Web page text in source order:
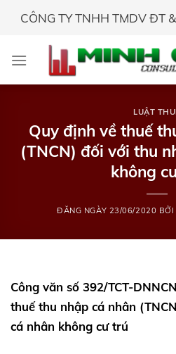
CÔNG TY TNHH TMDV ĐT
LUẬT
Quy định về thuế
(TNCN) đối với thu
không
ĐĂNG NGÀY 23/06/2020 BỞI
Công văn số 392/TCT-
thuế thu nhập cá nhân
cá nhân không cư trú